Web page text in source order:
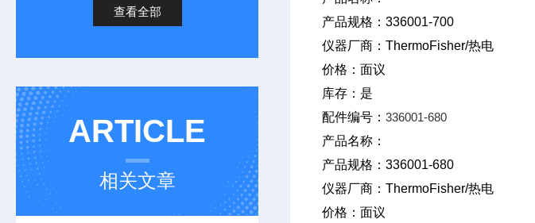
查看全部
ARTICLE
相关文章
产品规格：336001-700
仪器厂商： ThermoFisher/热电
价格：面议
库存：是
配件编号： 336001-680
产品名称：
产品规格： 336001-680
仪器厂商： ThermoFisher/热电
价格：面议